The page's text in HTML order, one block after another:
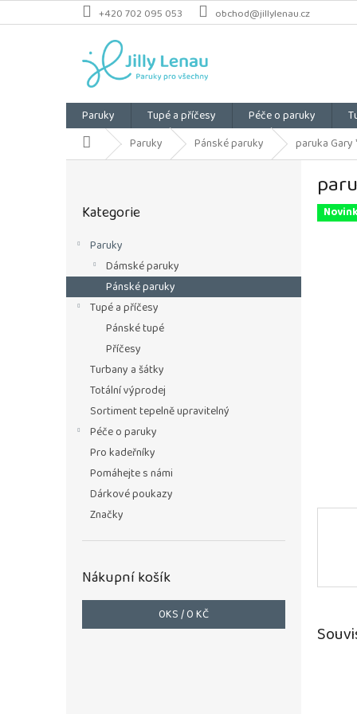
Přejít
na
+420 702 095 053 obchod@jillylenau.cz
Paruky Tupé a příčesy Péče o paruky
Domů Paruky Pánské paruky paruka Gary
P
n
n
kategorie
Kategorie
Paruky
Dámské paruky
Pánské paruky
Tupé a příčesy
Pánské tupé
Příčesy
Turbany a šátky
Totální výprodej
Sortiment tepelně upravitelný
Péče o paruky
Pro kadeřníky
Pomáhejte s námi
Dárkové poukazy
Značky
Nákupní košík
0KS /0 KČ